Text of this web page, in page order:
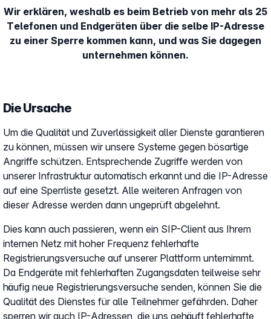
Wir erklären, weshalb es beim Betrieb von mehr als 25
Telefonen und Endgeräten über die selbe IP-Adresse
zu einer Sperre kommen kann, und was Sie dagegen
unternehmen können.
Die Ursache
Um die Qualität und Zuverlässigkeit aller Dienste garantieren
zu können, müssen wir unsere Systeme gegen bösartige
Angriffe schützen. Entsprechende Zugriffe werden von
unserer Infrastruktur automatisch erkannt und die IP-Adresse
auf eine Sperrliste gesetzt. Alle weiteren Anfragen von
dieser Adresse werden dann ungeprüft abgelehnt.
Dies kann auch passieren, wenn ein SIP-Client aus Ihrem
internen Netz mit hoher Frequenz fehlerhafte
Registrierungsversuche auf unserer Plattform unternimmt.
Da Endgeräte mit fehlerhaften Zugangsdaten teilweise sehr
häufig neue Registrierungsversuche senden, können Sie die
Qualität des Dienstes für alle Teilnehmer gefährden. Daher
sperren wir auch IP-Adressen, die uns gehäuft fehlerhafte